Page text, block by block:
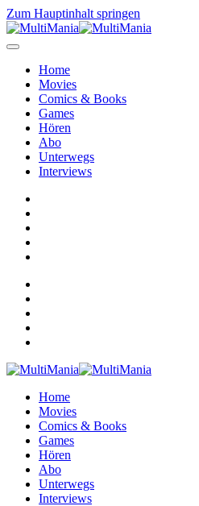
Zum Hauptinhalt springen
Home
Movies
Comics & Books
Games
Hören
Abo
Unterwegs
Interviews
Home
Movies
Comics & Books
Games
Hören
Abo
Unterwegs
Interviews